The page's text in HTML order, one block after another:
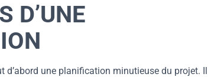
D’UNE
d’abord une planification minutieuse du projet. Il